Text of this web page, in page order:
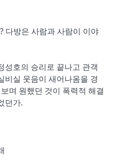
다방은 사람과 사람이 이야
성호의 승리로 끝나고 관객
비실 웃음이 새어나옴을 경
며 원했던 것이 폭력적 해결
던가.